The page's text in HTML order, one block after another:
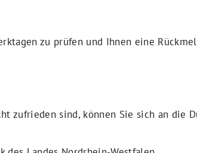
zu prüfen und Ihnen eine
zufrieden sind, können Sie sich an die